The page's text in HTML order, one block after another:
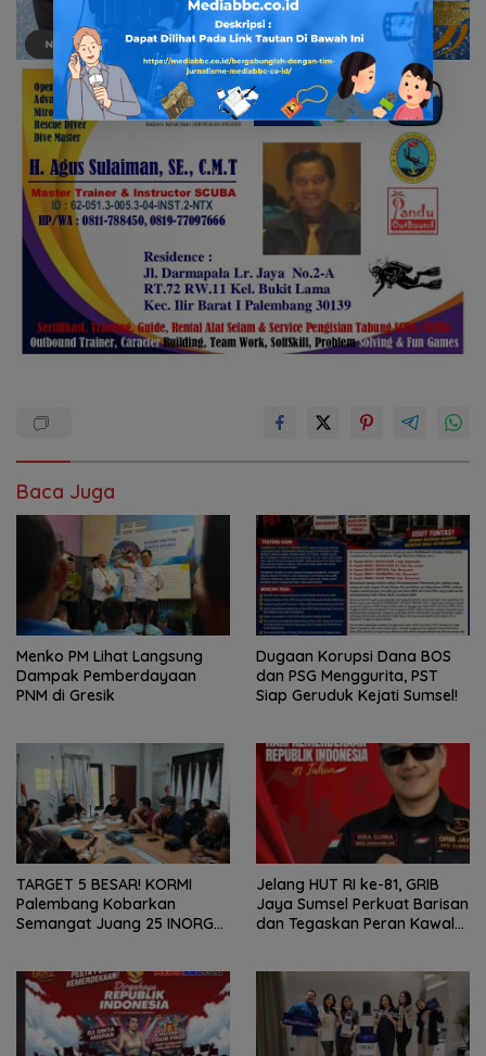
Baca Juga
Menko PM Lihat Langsung
Dampak Pemberdayaan
PNM di Gresik
Dugaan Korupsi Dana BOS
dan PSG Menggurita, PST
Siap Geruduk Kejati Sumsel!
TARGET 5 BESAR! KORMI
Palembang Kobarkan
Semangat Juang 25 INORGA
Jelang HUT RI ke-81, GRIB
Jaya Sumsel Perkuat Barisan
dan Tegaskan Peran Kawal